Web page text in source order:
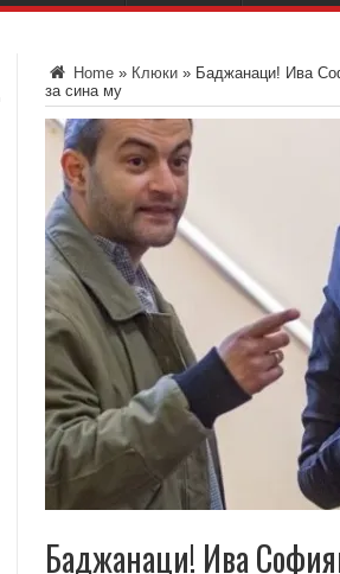
Home » Клюки » Баджанаци! Ива
за сина му
Баджанаци! Ива